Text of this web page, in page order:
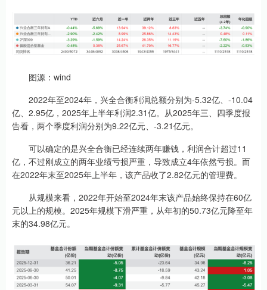
图源：wind
2022年至2024年，兴全合衡利润总额分别为-5.32亿、-10.04
亿、2.95亿，2025年上半年利润2.31亿。从2025年三、四季度报
告看，两个季度利润分别为9.22亿元、-3.21亿元。
可以确定的是兴全合衡已经连续两年赚钱，利润合计超过11
亿，不过刚成立的两年业绩亏损严重，导致成立4年依然亏损。而
在2022年末至2025年上半年，该产品收了2.82亿元的管理费。
从规模来看，2022年开始至2024年末该产品始终保持在60亿
元以上的规模。2025年规模下滑严重，从年初的50.73亿元降至年
末的34.98亿元。